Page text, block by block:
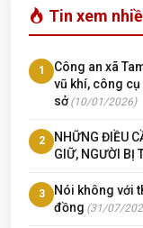
Tin xem
1
Công an xã
vũ khí, công
sở (10/01/2026)
2
NHỮNG ĐIỀU
GIỮ, NGƯỜI BỊ
3
Nói không với
đồng (31/07/